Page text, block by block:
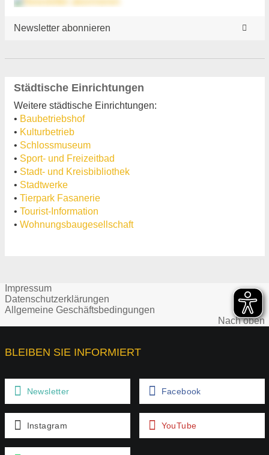
Newsletter abonnieren
Städtische Einrichtungen
Weitere städtische Einrichtungen:
• Baubetriebshof
• Kulturbetrieb
• Schlossmuseum
• Sport- und Freizeitbad
• Stadt- und Kreisbibliothek
• Stadtwerke
• Tierpark Fasanerie
• Tourist-Information
• Wohnungsbaugesellschaft
Impressum
Datenschutzerklärungen
Allgemeine Geschäftsbedingungen
Nach oben
BLEIBEN SIE INFORMIERT
Newsletter Facebook
Instagram YouTube